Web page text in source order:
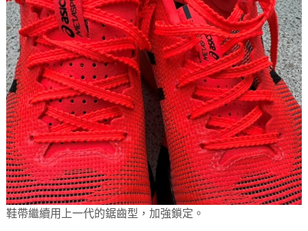
鞋帶繼續用上一代的鋸齒型，加強鎖定。